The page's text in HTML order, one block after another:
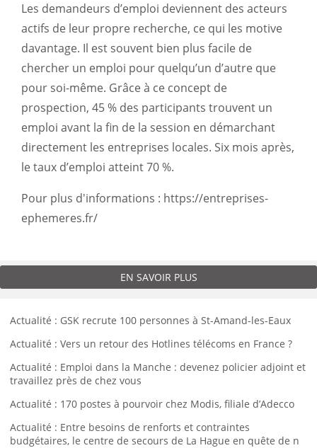
Les demandeurs d’emploi deviennent des acteurs
actifs de leur propre recherche, ce qui les motive
davantage. Il est souvent bien plus facile de
chercher un emploi pour quelqu’un d’autre que
pour soi-même. Grâce à ce concept de
prospection, 45 % des participants trouvent un
emploi avant la fin de la session en démarchant
directement les entreprises locales. Six mois après,
le taux d’emploi atteint 70 %.
Pour plus d'informations : https://entreprises-
ephemeres.fr/
EN SAVOIR PLUS
Actualité : GSK recrute 100 personnes à St-Amand-les-Eaux
Actualité : Vers un retour des Hotlines télécoms en France ?
Actualité : Emploi dans la Manche : devenez policier adjoint et
travaillez près de chez vous
Actualité : 170 postes à pourvoir chez Modis, filiale d’Adecco
Actualité : Entre besoins de renforts et contraintes
budgétaires, le centre de secours de La Hague en quête de n